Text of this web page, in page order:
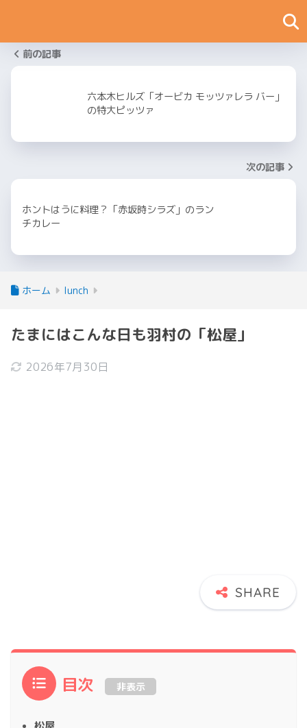
前の記事
六本木ヒルズ「オービカ モッツァレラ バー」
の特大ピッツァ
次の記事
ホントはうに料理？「赤坂時シラズ」のラン
チカレー
ホーム lunch
たまにはこんな日も羽村の「松屋」
2026年7月30日
目次 非表示